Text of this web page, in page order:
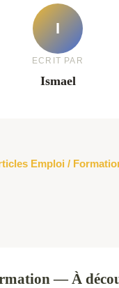
I
ECRIT PAR
Ismael
Emploi /
— À